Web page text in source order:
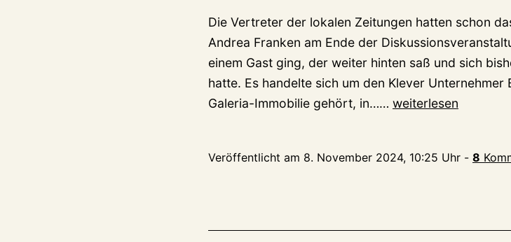
Die Vertreter der lokalen Zeitungen hatten schon
Andrea Franken am Ende der
einem Gast ging, der weiter hinten saß und sich
hatte. Es handelte sich um den Klever
Galeria-Immobilie gehört, in…… Klever
der
weiterlesen
Veröffentlicht am 8. November 2024, 10:25 Uhr - 8